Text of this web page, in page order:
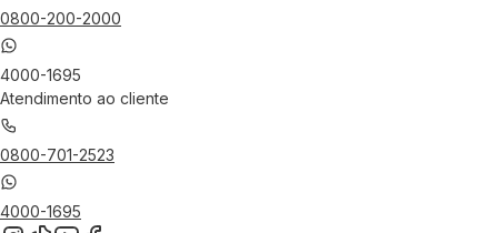
0800-200-2000
4000-1695
Atendimento ao cliente
0800-701-2523
4000-1695